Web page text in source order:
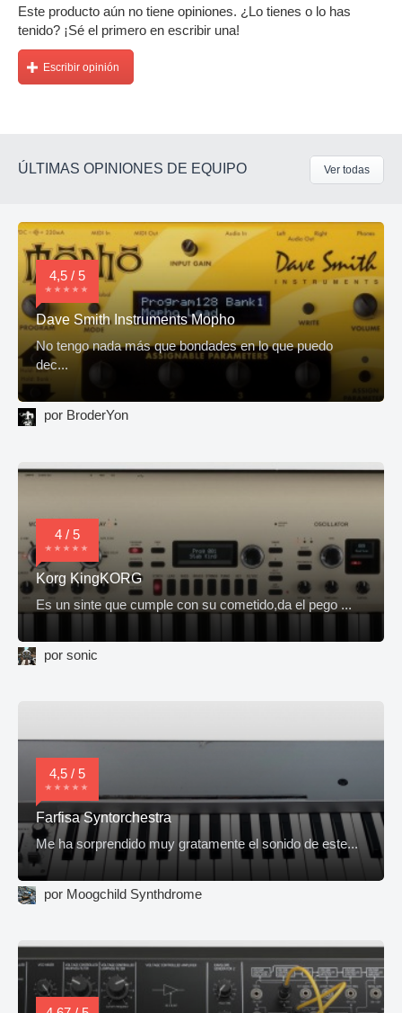
Este producto aún no tiene opiniones. ¿Lo tienes o lo has
tenido? ¡Sé el primero en escribir una!
Escribir opinión
ÚLTIMAS OPINIONES DE EQUIPO Ver todas
4,5 / 5
Dave Smith Instruments Mopho
No tengo nada más que bondades en lo que puedo
dec...
por BroderYon
4 / 5
Korg KingKORG
Es un sinte que cumple con su cometido,da el pego ...
por sonic
4,5 / 5
Farfisa Syntorchestra
Me ha sorprendido muy gratamente el sonido de este...
por Moogchild Synthdrome